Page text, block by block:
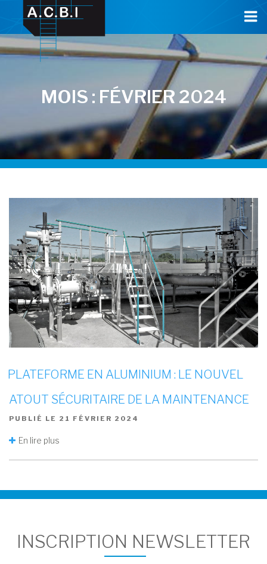
MOIS : FÉVRIER 2024
PLATEFORME EN ALUMINIUM : LE NOUVEL
ATOUT SÉCURITAIRE DE LA MAINTENANCE
PUBLIÉ LE 21 FÉVRIER 2024
En lire plus
INSCRIPTION NEWSLETTER
Cookies management panel